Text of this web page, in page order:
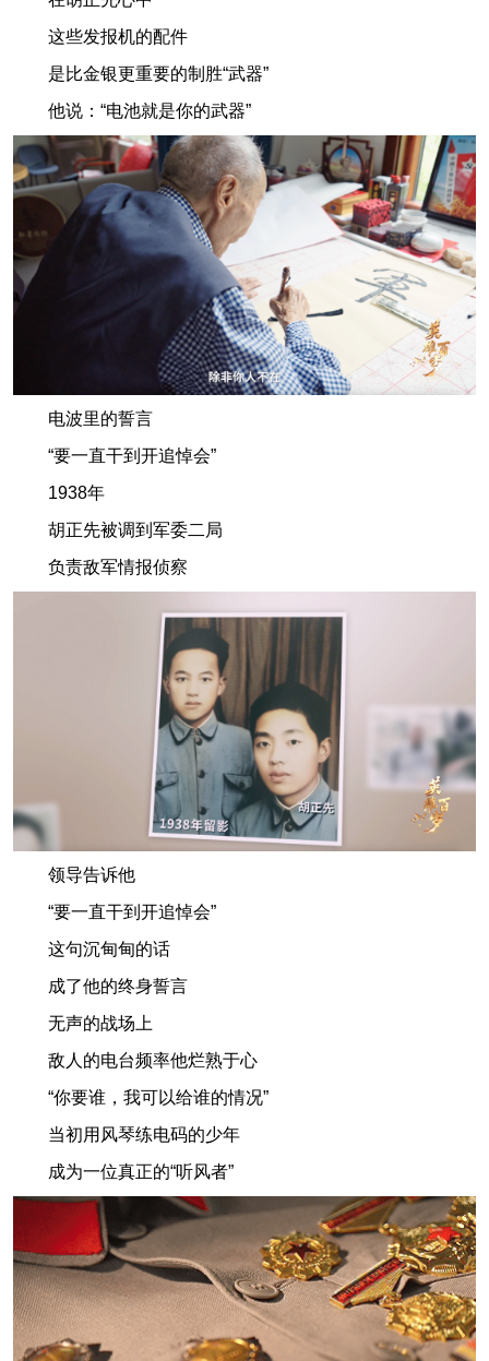
这些发报机的配件
是比金银更重要的制胜“武器”
他说：“电池就是你的武器”
电波里的誓言
“要一直干到开追悼会”
1938年
胡正先被调到军委二局
负责敌军情报侦察
领导告诉他
“要一直干到开追悼会”
这句沉甸甸的话
成了他的终身誓言
无声的战场上
敌人的电台频率他烂熟于心
“你要谁，我可以给谁的情况”
当初用风琴练电码的少年
成为一位真正的“听风者”